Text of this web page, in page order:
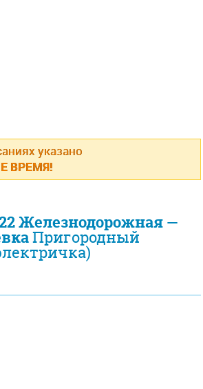
указано
ВРЕМЯ!
Железнодорожная —
Пригородный